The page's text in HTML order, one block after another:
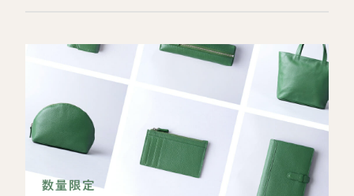
ケア・修理
店舗一覧